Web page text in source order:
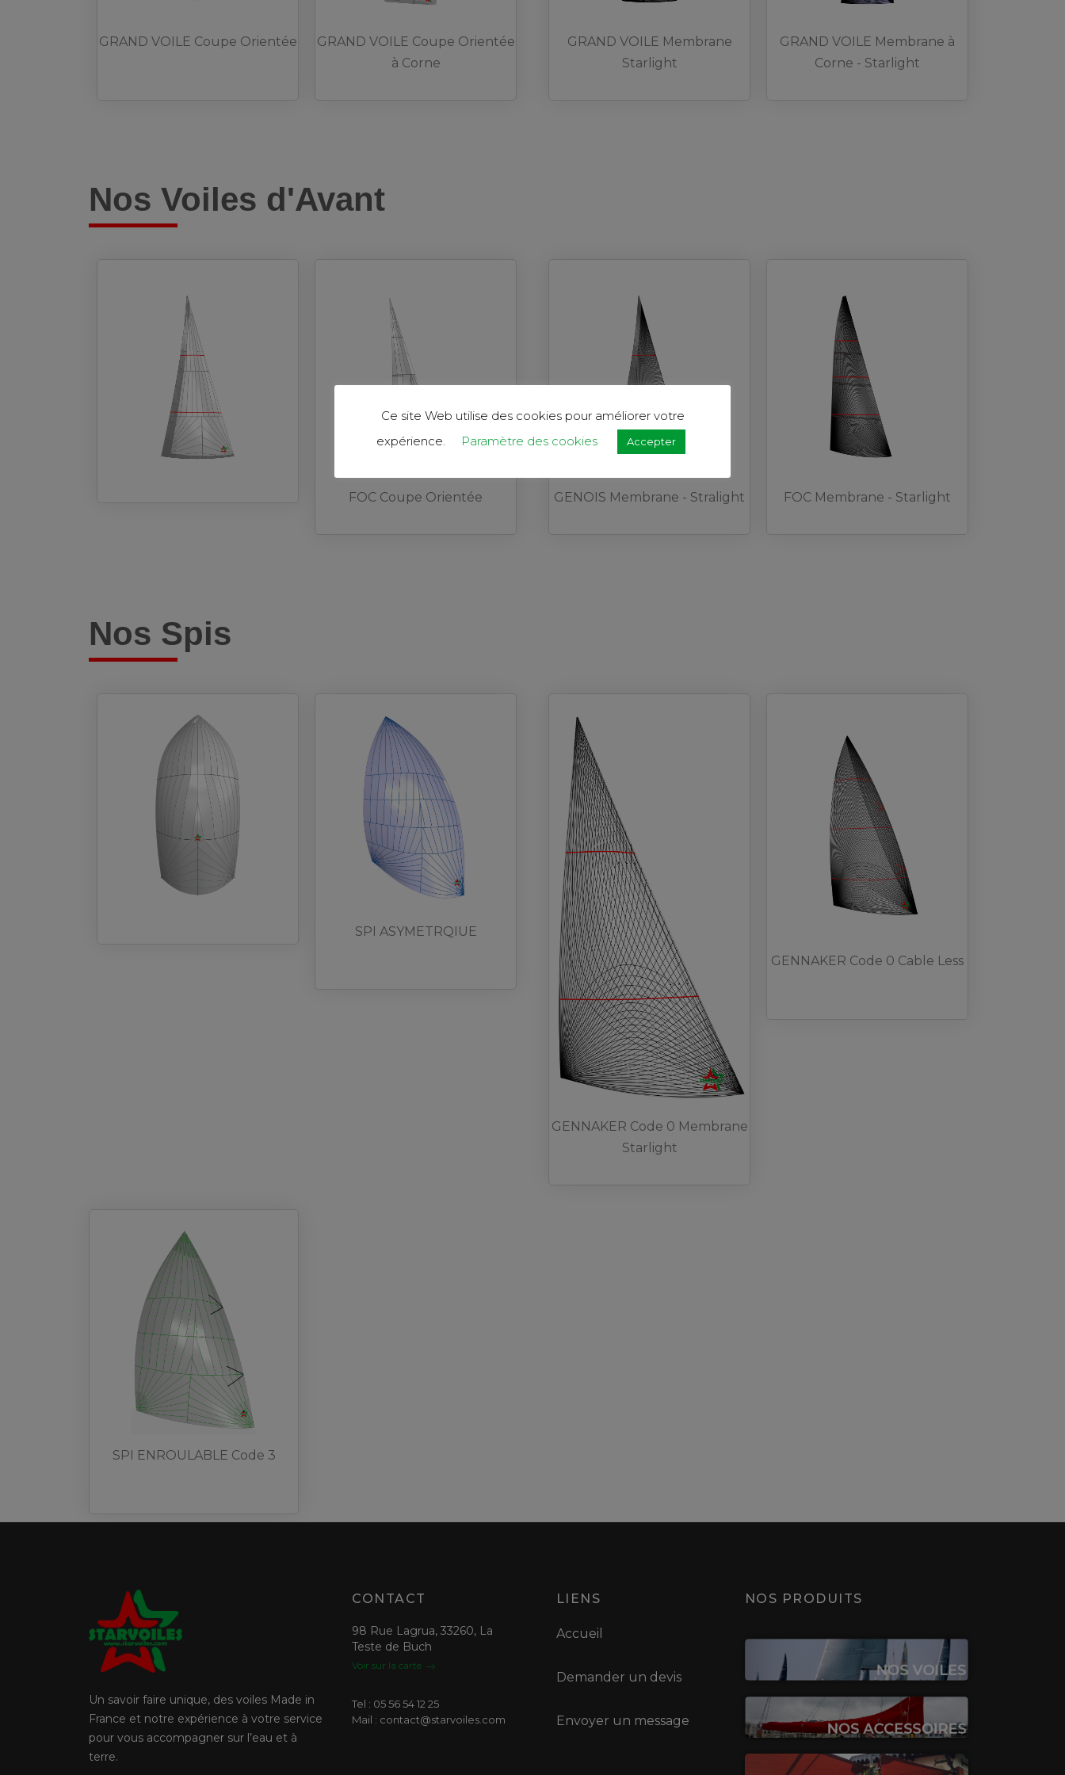
GRAND VOILE Coupe Orientée
GRAND VOILE Coupe Orientée
à Corne
GRAND VOILE Membrane
Starlight
GRAND VOILE Membrane à
Corne - Starlight
Nos Voiles d'Avant
FOC Coupe Orientée GENOIS Membrane - Stralight FOC Membrane - Starlight
Nos Spis
SPI ASYMETRQIUE
GENNAKER Code 0 Membrane
Starlight
GENNAKER Code 0 Cable Less
SPI ENROULABLE Code 3
Un savoir faire unique, des voiles Made in
France et notre expérience à votre service
pour vous accompagner sur l’eau et à
terre.
CONTACT
98 Rue Lagrua, 33260, La
Teste de Buch
Voir sur la carte
Tel : 05 56 54 12 25
Mail : contact@starvoiles.com
LIENS
Accueil
Demander un devis
Envoyer un message
NOS PRODUITS
Ce site Web utilise des cookies pour améliorer votre
expérience.
Paramètre des cookies Accepter